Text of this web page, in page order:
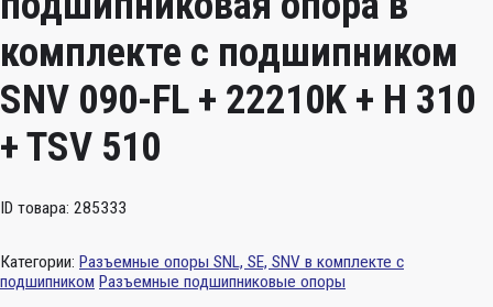
комплекте с подшипником
SNV 090-FL + 22210K + H 310
+ TSV 510
ID товара: 285333
Категории: Разъемные опоры SNL, SE, SNV в комплекте с
подшипником Разъемные подшипниковые опоры